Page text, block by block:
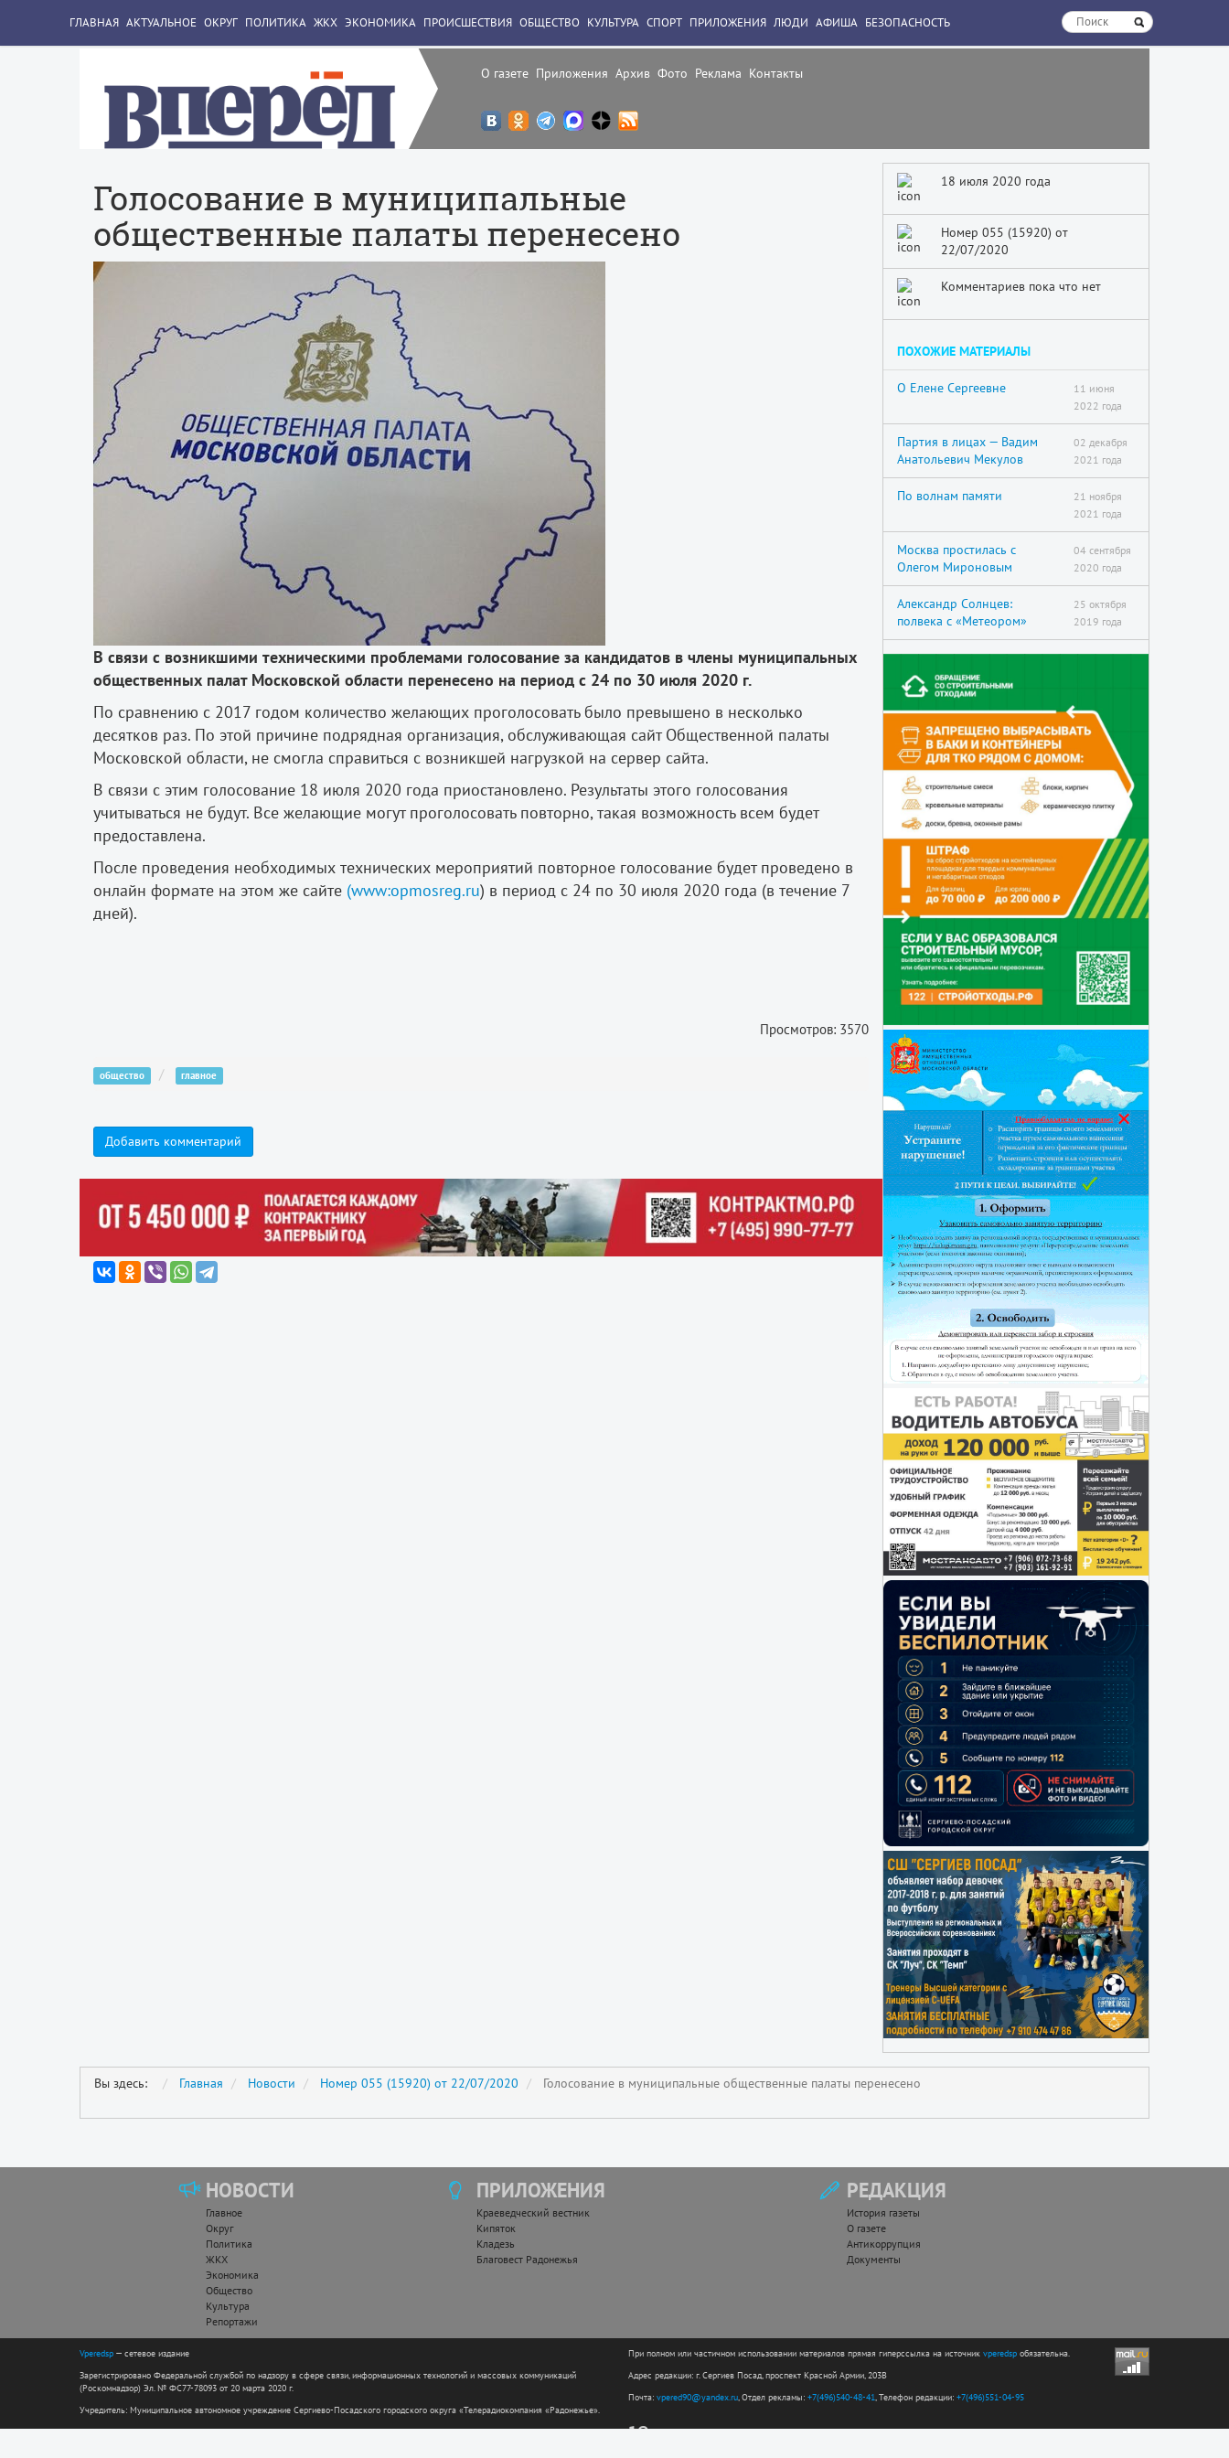
О газете Приложения Архив Фото Реклама Контакты
ГЛАВНАЯ АКТУАЛЬНОЕ ОКРУГ ПОЛИТИКА ЖКХ ЭКОНОМИКА ПРОИСШЕСТВИЯ ОБЩЕСТВО КУЛЬТУРА СПОРТ ПРИЛОЖЕНИЯ ЛЮДИ АФИША БЕЗОПАСНОСТЬ
Голосование в муниципальные
общественные палаты перенесено
В связи с возникшими техническими проблемами голосование за кандидатов в члены муниципальных
общественных палат Московской области перенесено на период с 24 по 30 июля 2020 г.
По сравнению с 2017 годом количество желающих проголосовать было превышено в несколько
десятков раз. По этой причине подрядная организация, обслуживающая сайт Общественной палаты
Московской области, не смогла справиться с возникшей нагрузкой на сервер сайта.
В связи с этим голосование 18 июля 2020 года приостановлено. Результаты этого голосования
учитываться не будут. Все желающие могут проголосовать повторно, такая возможность всем будет
предоставлена.
После проведения необходимых технических мероприятий повторное голосование будет проведено в
онлайн формате на этом же сайте (www:opmosreg.ru) в период с 24 по 30 июля 2020 года (в течение 7
дней).
Просмотров: 3570
общество главное
Добавить комментарий
18 июля 2020 года
Номер 055 (15920) от
22/07/2020
Комментариев пока что нет
ПОХОЖИЕ МАТЕРИАЛЫ
О Елене Сергеевне
11 июня
2022 года
Партия в лицах — Вадим
Анатольевич Мекулов
02 декабря
2021 года
По волнам памяти
21 ноября
2021 года
Москва простилась с
Олегом Мироновым
04 сентября
2020 года
Александр Солнцев:
полвека с «Метеором»
25 октября
2019 года
Вы здесь: Главная Новости Номер 055 (15920) от 22/07/2020 Голосование в муниципальные общественные палаты перенесено
НОВОСТИ
Главное
Округ
Политика
ЖКХ
Экономика
Общество
Культура
Репортажи
ПРИЛОЖЕНИЯ
Краеведческий вестник
Кипяток
Кладезь
Благовест Радонежья
РЕДАКЦИЯ
История газеты
О газете
Антикоррупция
Документы
Vperedsp — сетевое издание
Зарегистрировано Федеральной службой по надзору в сфере связи, информационных технологий и массовых коммуникаций
(Роскомнадзор) Эл. № ФС77-78093 от 20 марта 2020 г.
Учредитель: Муниципальное автономное учреждение Сергиево-Посадского городского округа «Телерадиокомпания «Радонежье».
Директор: Андреева Н.Н. Гл. редактор: Николаева Е.С.
При полном или частичном использовании материалов прямая гиперссылка на источник vperedsp обязательна.
Адрес редакции: г. Сергиев Посад, проспект Красной Армии, 203В
Почта: vpered90@yandex.ru, Отдел рекламы: +7(496)540-48-41, Телефон редакции: +7(496)551-04-95
12+